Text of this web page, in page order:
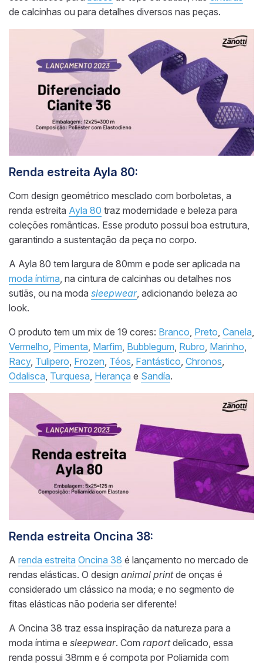
de calcinhas ou para detalhes diversos nas peças.
Renda estreita Ayla 80:
Com design geométrico mesclado com borboletas, a
renda estreita Ayla 80 traz modernidade e beleza para
coleções românticas. Esse produto possui boa estrutura,
garantindo a sustentação da peça no corpo.
A Ayla 80 tem largura de 80mm e pode ser aplicada na
moda íntima, na cintura de calcinhas ou detalhes nos
sutiãs, ou na moda sleepwear, adicionando beleza ao
look.
O produto tem um mix de 19 cores: Branco, Preto, Canela,
Vermelho, Pimenta, Marfim, Bubblegum, Rubro, Marinho,
Racy, Tulipero, Frozen, Téos, Fantástico, Chronos,
Odalisca, Turquesa, Herança e Sandía.
Renda estreita Oncina 38:
A renda estreita Oncina 38 é lançamento no mercado de
rendas elásticas. O design animal printde onças é
considerado um clássico na moda; e no segmento de
fitas elásticas não poderia ser diferente!
A Oncina 38 traz essa inspiração da natureza para a
moda íntima e sleepwear. Com raportdelicado, essa
renda possui 38mm e é compota por Poliamida com